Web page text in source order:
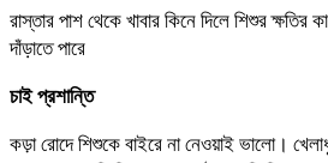
রাস্তার পাশ থেকে খাবার কিনে দিলে শিশুর ক্ষতির
দাঁড়াতে পারে
চাই প্রশান্তি
কড়া রোদে শিশুকে বাইরে না নেওয়াই ভালো।